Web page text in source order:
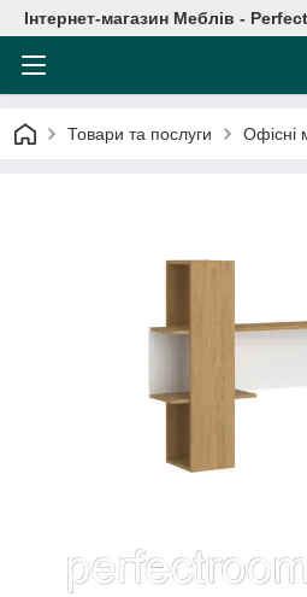
Інтернет-магазин Меблів -
Товари та послуги Офісні